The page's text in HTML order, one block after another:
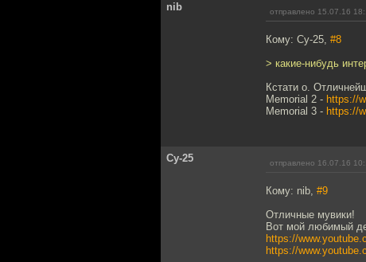
nib отправлено 15.07.16
Кому: Су-25, #8
> какие-нибудь
Кстати о.
Memorial 2 - https://
Memorial 3 - https://
Су-25 отправлено 16.07.16
Кому: nib, #9
Отличные мувики!
Вот мой любимый
https://
https://